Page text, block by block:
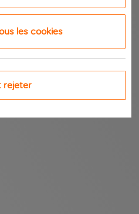
les cookies
rejeter